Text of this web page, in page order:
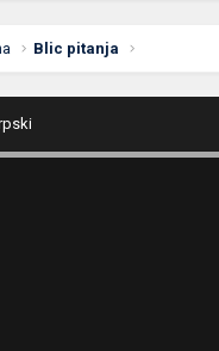
Blic pitanja